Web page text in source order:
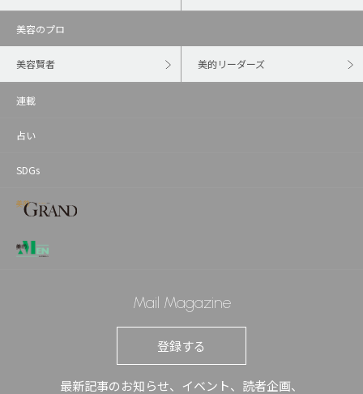
美容のプロ
美容賢者 美的リーダーズ
連載
占い
SDGs
Mail Magazine
登録する
最新記事のお知らせ、イベント、読者企画、